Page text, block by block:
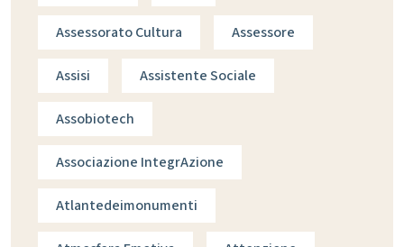
Assessorato Cultura Assessore
Assisi Assistente Sociale
Assobiotech
Associazione IntegrAzione
Atlantedeimonumenti